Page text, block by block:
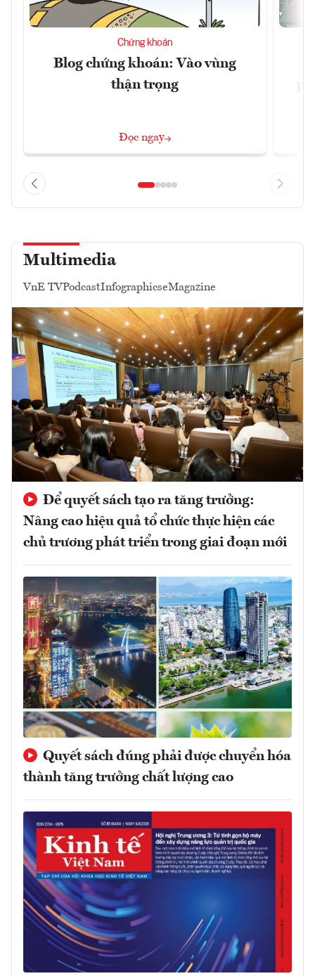
Chứng khoán
Blog chứng khoán: Vào vùng
thận trọng
Đọc ngay
Multimedia
VnE TVPodcastInfographicseMagazine
Để quyết sách tạo ra tăng trưởng:
Nâng cao hiệu quả tổ chức thực hiện các
chủ trương phát triển trong giai đoạn mới
Quyết sách đúng phải được chuyển hóa
thành tăng trưởng chất lượng cao